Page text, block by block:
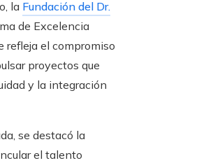
la Fundación del Dr.
de Excelencia
refleja el compromiso
proyectos que
y la integración
se destacó la
el talento